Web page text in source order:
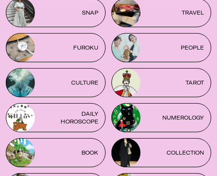
SNAP TRAVEL
FUROKU PEOPLE
CULTURE TAROT
DAILY
HOROSCOPE
NUMEROLOGY
BOOK COLLECTION